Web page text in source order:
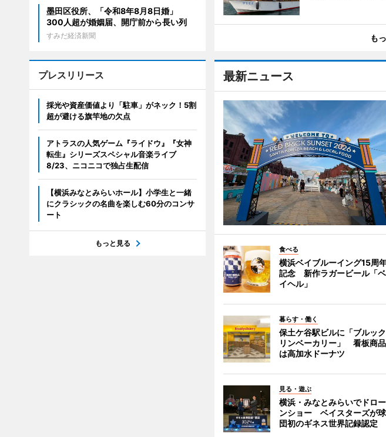
も
最新ニュース
食べる
横浜ベイブルーイング15周
記念 新作ラガービール「ベ
イヘル」
暮らす・働く
保土ケ谷駅ビルに「ブルック
リンベーカリー」 看板商品
は高加水ドーナツ
見る・遊ぶ
横浜・みなとみらいでドロー
ンショー ベイスターズが球
団初のギネス世界記録認定
墨田区役所、「令和8年8月8日婚」
300人超が婚姻届、開庁前から長い列
すみだ経済新聞
プレスリリース
採光や資産価値より「駐車」がネック！5割
超が避ける旗竿地の欠点
アトラスの人気ゲーム『ライドウ』『女神
転生』シリーズスペシャル音楽ライブ
8/23、ニコニコで独占生配信
【横浜みなとみらいホール】小学生と一緒
にクラシックの名曲を楽しむ60分のコンサ
ート
もっと見る